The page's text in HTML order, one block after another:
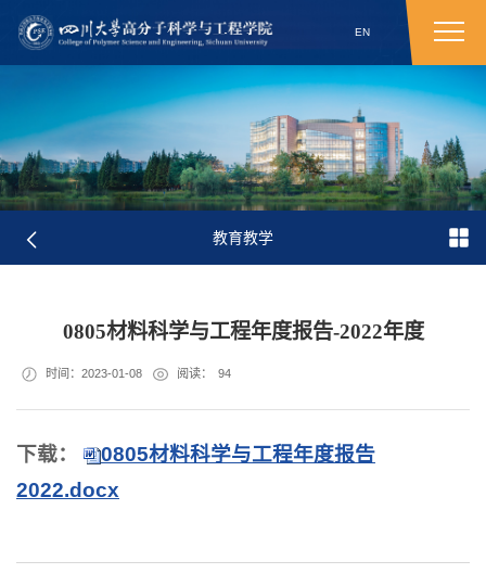
EN
教育教学
0805材料科学与工程年度报告-2022年度
时间：2023-01-08 阅读： 94
下载：
0805材料科学与工程年度报告
2022.docx